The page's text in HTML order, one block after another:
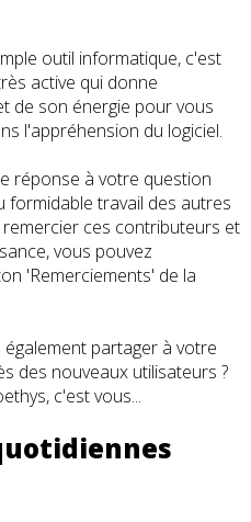
outil informatique, c'est
active qui donne
de son énergie pour vous
l'appréhension du logiciel.
réponse à votre question
formidable travail des autres
ces contributeurs et
vous pouvez
'Remerciements' de la
partager à votre
des nouveaux utilisateurs ?
c'est vous...